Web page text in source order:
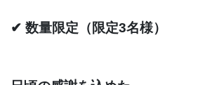
✔ 数量限定（限定3名様）